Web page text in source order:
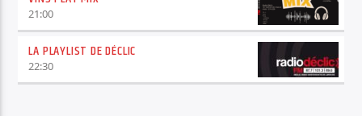
21:00
LA PLAYLIST DE DÉCLIC
22:30